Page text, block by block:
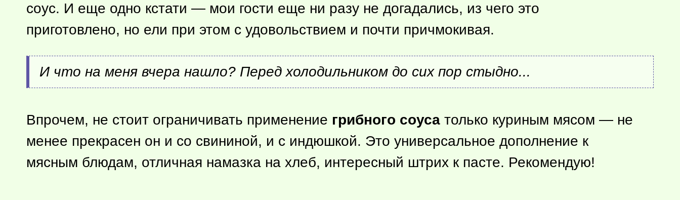
соус. И еще одно кстати — мои гости еще ни разу не догадались, из чего это
приготовлено, но ели при этом с удовольствием и почти причмокивая.
И что на меня вчера нашло? Перед холодильником до сих пор стыдно...
Впрочем, не стоит ограничивать применение грибного соуса только куриным мясом — не
менее прекрасен он и со свининой, и с индюшкой. Это универсальное дополнение к
мясным блюдам, отличная намазка на хлеб, интересный штрих к пасте. Рекомендую!